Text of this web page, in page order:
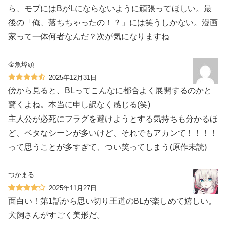
ら、モブにはBがLにならないように頑張ってほしい。最
後の「俺、落ちちゃったの！？」には笑うしかない。漫画
家って一体何者なんだ？次が気になりますね
金魚埠頭
2025年12月31日
傍から見ると、BLってこんなに都合よく展開するのかと
驚くよね。本当に申し訳なく感じる(笑)
主人公が必死にフラグを避けようとする気持ちも分かるほ
ど、ベタなシーンが多いけど、それでもアカンて！！！！
って思うことが多すぎて、つい笑ってしまう(原作未読)
つかまる
2025年11月27日
面白い！第1話から思い切り王道のBLが楽しめて嬉しい。
犬飼さんがすごく美形だ。